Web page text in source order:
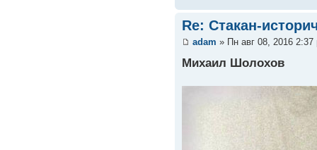
Re: Стакан-
adam » Пн авг 08, 2016 2:37
Михаил Шолохов